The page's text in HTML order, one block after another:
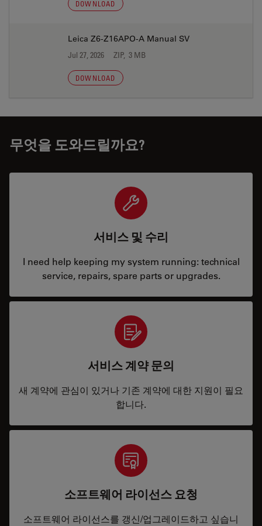
DOWNLOAD
Leica Z6-Z16APO-A Manual SV
Jul 27, 2026 ZIP, 3 MB
DOWNLOAD
무엇을 도와드릴까요?
서비스 및 수리
I need help keeping my system running: technical
service, repairs, spare parts or upgrades.
서비스 계약 문의
새 계약에 관심이 있거나 기존 계약에 대한 지원이 필요
합니다.
소프트웨어 라이선스 요청
소프트웨어 라이선스를 갱신/업그레이드하고 싶습니